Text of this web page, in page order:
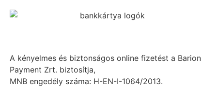
A kényelmes és biztonságos online fizetést a Barion
Payment Zrt. biztosítja,
MNB engedély száma: H-EN-I-1064/2013.